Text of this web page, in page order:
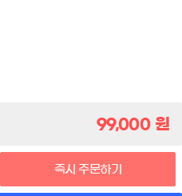
99,000원
즉시 주문하기